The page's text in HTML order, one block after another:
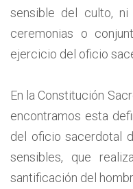
sensible del culto,
ceremonias o
ejercicio del oficio
En la Constitución
encontramos esta
del oficio sacerdotal
sensibles, que
santificación del